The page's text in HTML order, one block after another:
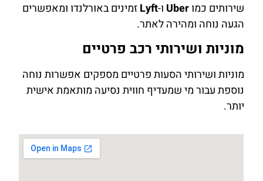
שירותים כמוUber ו-Lyftזמינים באורלנדו ומאפשרים
הגעה נוחה ומהירה לאתר.
מוניות ושירותי רכב פרטיים
מוניות ושירותי הסעות פרטיים מספקים אפשרות נוחה
נוספת עבור מי שמעדיף חווית נסיעה מותאמת אישית
יותר.